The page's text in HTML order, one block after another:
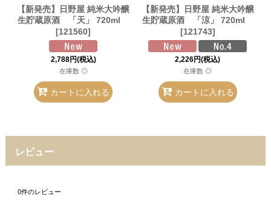
【新発売】日野屋 純米大吟醸
生貯蔵原酒 「天」 720ml
[121560]
2,788円(税込)
在庫数 ◎
カートに入れる
【新発売】日野屋 純米大吟醸
生貯蔵原酒 「涼」 720ml
[121743]
2,226円(税込)
在庫数 ◎
カートに入れる
レビュー
0件のレビュー